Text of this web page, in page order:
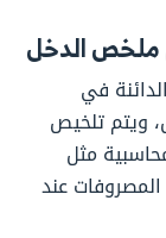
في
ويتم تلخيص
مثل
عند